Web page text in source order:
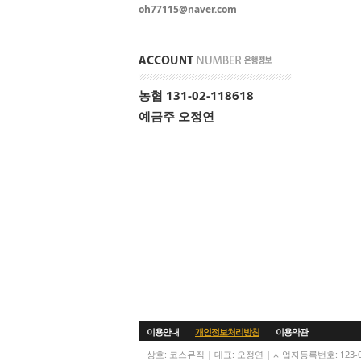
oh77115@naver.com
농협 131-02-118618
예금주 오정연
이용안내 개인정보처리방침
이용약관
상호: 코스뮤직 | 대표: 오정연 | 사업자등록번호: